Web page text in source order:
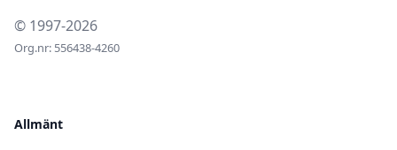
© 1997-2026
Org.nr: 556438-4260
Allmänt